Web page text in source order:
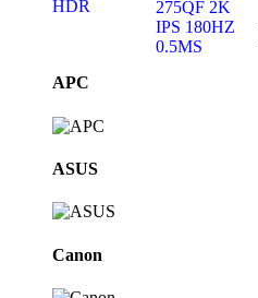
APC
ASUS
Canon